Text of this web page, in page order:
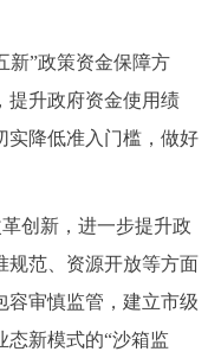
”政策资金保障方
提升政府资金使用绩
实降低准入门槛，做好
创新，进一步提升政
规范、资源开放等方面
容审慎监管，建立市级
态新模式的“沙箱监